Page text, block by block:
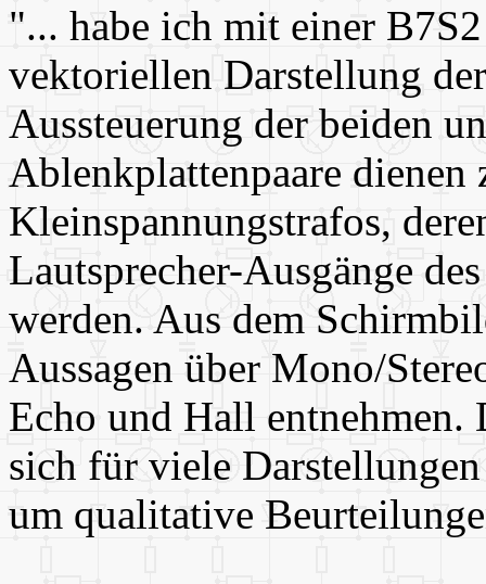
"... habe ich mit einer
vektoriellen Darstellung
Aussteuerung der beiden
Ablenkplattenpaare
Kleinspannungstrafos,
Lautsprecher-Ausgänge
werden. Aus dem
Aussagen über Mono/
Echo und Hall entnehmen.
sich für viele
um qualitative